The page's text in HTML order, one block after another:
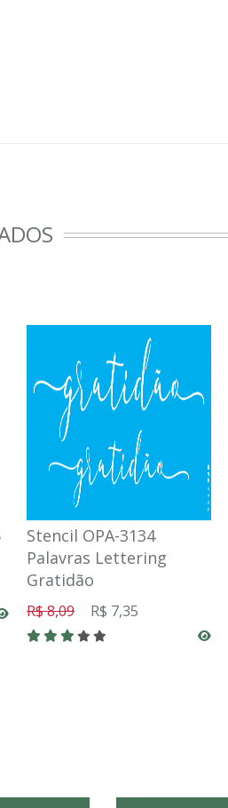
Stencil OPA-3134
Palavras Lettering
Gratidão
R$ 8,09 R$ 7,35